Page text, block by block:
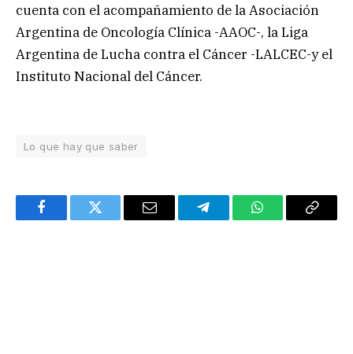
cuenta con el acompañamiento de la Asociación
Argentina de Oncología Clínica -AAOC-, la Liga
Argentina de Lucha contra el Cáncer -LALCEC-y el
Instituto Nacional del Cáncer.
Lo que hay que saber
FacebookTwitter Email TelegramWhatsAppCopy